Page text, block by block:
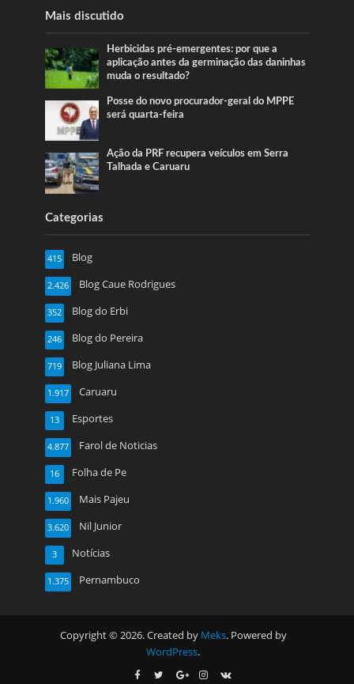
Mais discutido
Herbicidas pré-emergentes: por que a
aplicação antes da germinação das daninhas
muda o resultado?
Posse do novo procurador-geral do MPPE
será quarta-feira
Ação da PRF recupera veículos em Serra
Talhada e Caruaru
Categorias
Blog
415
Blog Caue Rodrigues
2.426
Blog do Erbi
352
Blog do Pereira
246
Blog Juliana Lima
719
Caruaru
1.917
Esportes
13
Farol de Noticias
4.877
Folha de Pe
16
Mais Pajeu
1.960
Nil Junior
3.620
Notícias
3
Pernambuco
1.375
Copyright © 2026. Created by Meks. Powered by
WordPress.